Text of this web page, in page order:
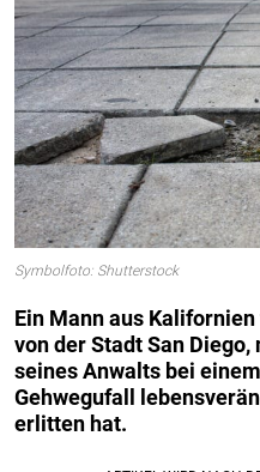
Symbolfoto: Shutterstock
Ein Mann aus
von der Stadt San
seines Anwalts bei
Gehwegufall
erlitten hat.